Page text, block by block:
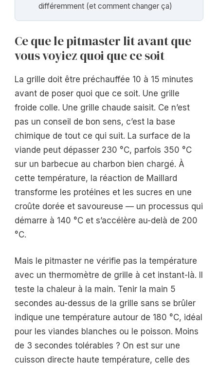
différemment (et comment changer ça)
Ce que le pitmaster lit avant que
vous voyiez quoi que ce soit
La grille doit être préchauffée 10 à 15 minutes
avant de poser quoi que ce soit. Une grille
froide colle. Une grille chaude saisit. Ce n’est
pas un conseil de bon sens, c’est la base
chimique de tout ce qui suit. La surface de la
viande peut dépasser 230 °C, parfois 350 °C
sur un barbecue au charbon bien chargé. À
cette température, la réaction de Maillard
transforme les protéines et les sucres en une
croûte dorée et savoureuse — un processus qui
démarre à 140 °C et s’accélère au-delà de 200
°C.
Mais le pitmaster ne vérifie pas la température
avec un thermomètre de grille à cet instant-là. Il
teste la chaleur à la main. Tenir la main 5
secondes au-dessus de la grille sans se brûler
indique une température autour de 180 °C, idéal
pour les viandes blanches ou le poisson. Moins
de 3 secondes tolérables ? On est sur une
cuisson directe haute température, celle des